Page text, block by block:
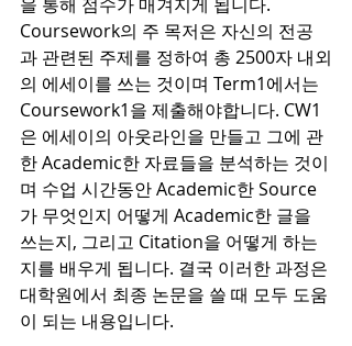
Coursework의 주 목저은 자신의 전공
과 관련된 주제를 정하여 총 2500자 내외
의 에세이를 쓰는 것이며 Term1에서는
Coursework1을 제출해야합니다. CW1
은 에세이의 아웃라인을 만들고 그에 관
한 Academic한 자료들을 분석하는 것이
며 수업 시간동안 Academic한 Source
가 무엇인지 어떻게 Academic한 글을
쓰는지, 그리고 Citation을 어떻게 하는
지를 배우게 됩니다. 결국 이러한 과정은
대학원에서 최종 논문을 쓸 때 모두 도움
이 되는 내용입니다.